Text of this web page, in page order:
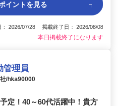
イントを見る
： 2026/07/28 掲載終了日： 2026/08/08
本日掲載終了になります
管理員
/hka90000
定！40～60代活躍中！貴方